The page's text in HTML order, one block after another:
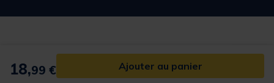
18,99 € Ajouter au panier